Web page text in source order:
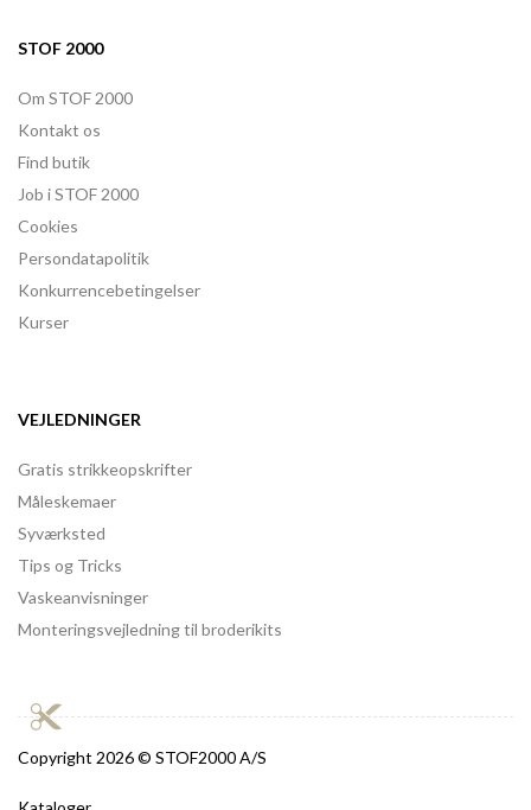
STOF 2000
Om STOF 2000
Kontakt os
Find butik
Job i STOF 2000
Cookies
Persondatapolitik
Konkurrencebetingelser
Kurser
VEJLEDNINGER
Gratis strikkeopskrifter
Måleskemaer
Syværksted
Tips og Tricks
Vaskeanvisninger
Monteringsvejledning til broderikits
Copyright 2026 © STOF2000 A/S